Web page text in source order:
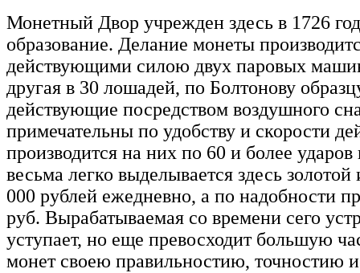
Монетный Двор учрежден здесь в 1726
образование. Делание монеты
действующими силою двух паровых
другая в 30 лошадей, по Болтонову
действующие посредством воздушного
примечательны по удобству и скорости
производится на них по 60 и более ударов
весьма легко выделывается здесь
000 рублей ежедневно, а по надобности
руб. Вырабатываемая со времени сего
уступает, но еще превосходит большую
монет своею правильностию, точностию